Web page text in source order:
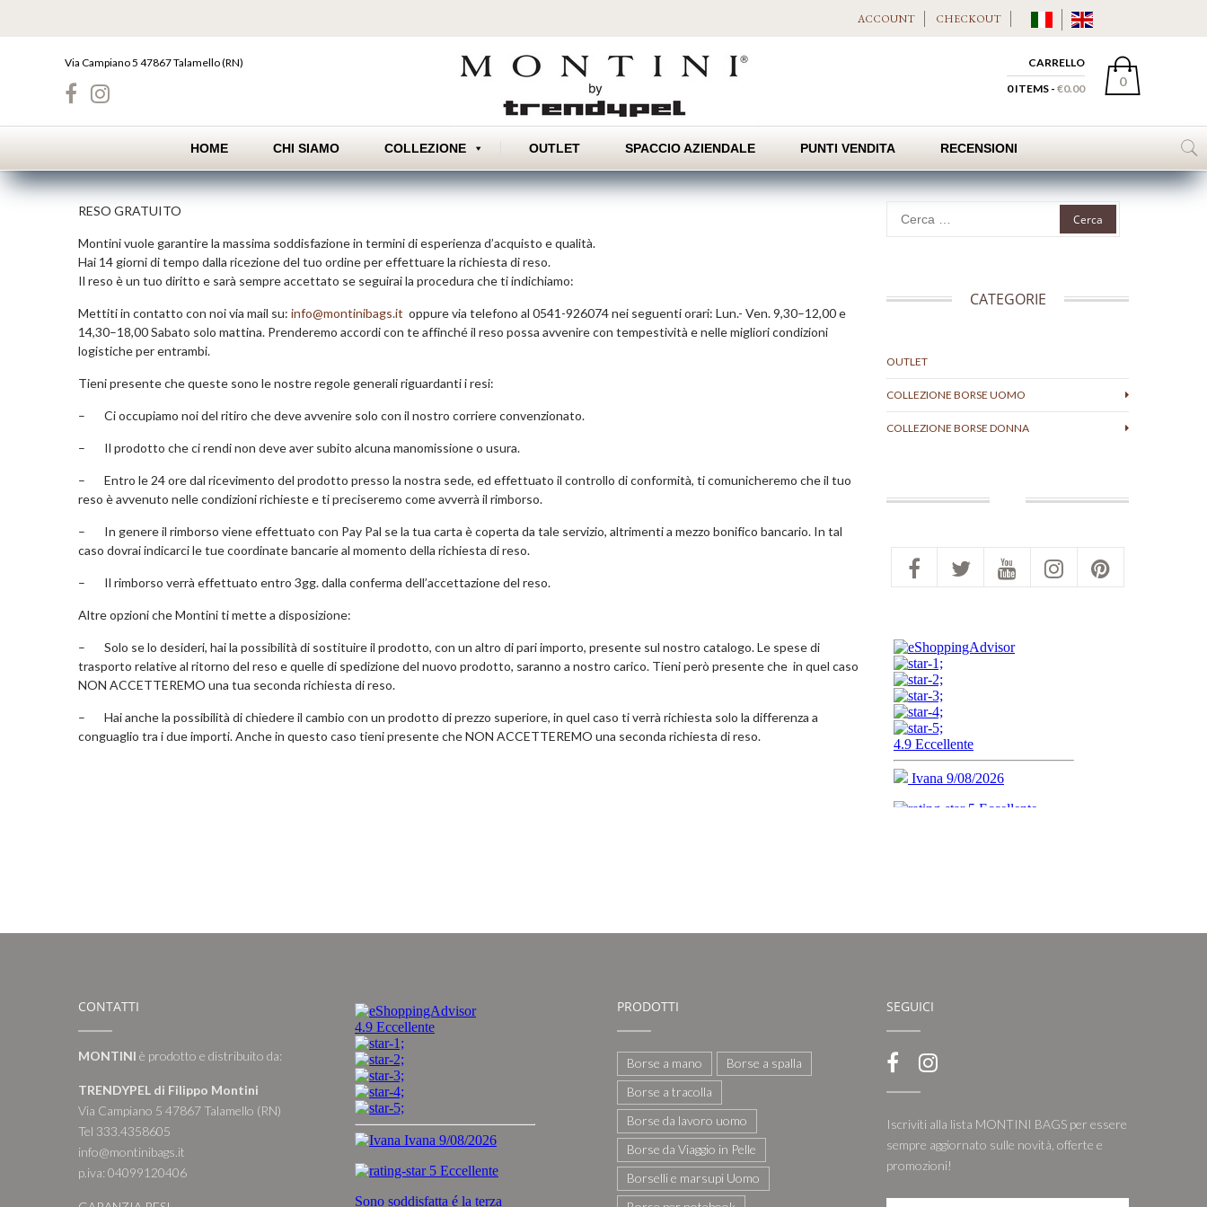
ACCOUNT CHECKOUT
Via Campiano 5 47867 Talamello (RN) CARRELLO
0
0 ITEMS - €0.00
content
HOME CHI SIAMO COLLEZIONE OUTLET SPACCIO AZIENDALE PUNTI VENDITA RECENSIONI
RESO GRATUITO
Montini vuole garantire la massima soddisfazione in termini di esperienza d’acquisto e qualità.
Hai 14 giorni di tempo dalla ricezione del tuo ordine per effettuare la richiesta di reso.
Il reso è un tuo diritto e sarà sempre accettato se seguirai la procedura che ti indichiamo:
Mettiti in contatto con noi via mail su: info@montinibags.it oppure via telefono al 0541-926074 nei seguenti orari: Lun.- Ven. 9,30–12,00 e
14,30–18,00 Sabato solo mattina. Prenderemo accordi con te affinché il reso possa avvenire con tempestività e nelle migliori condizioni
logistiche per entrambi.
Tieni presente che queste sono le nostre regole generali riguardanti i resi:
– Ci occupiamo noi del ritiro che deve avvenire solo con il nostro corriere convenzionato.
– Il prodotto che ci rendi non deve aver subito alcuna manomissione o usura.
– Entro le 24 ore dal ricevimento del prodotto presso la nostra sede, ed effettuato il controllo di conformità, ti comunicheremo che il tuo
reso è avvenuto nelle condizioni richieste e ti preciseremo come avverrà il rimborso.
– In genere il rimborso viene effettuato con Pay Pal se la tua carta è coperta da tale servizio, altrimenti a mezzo bonifico bancario. In tal
caso dovrai indicarci le tue coordinate bancarie al momento della richiesta di reso.
– Il rimborso verrà effettuato entro 3gg. dalla conferma dell’accettazione del reso.
Altre opzioni che Montini ti mette a disposizione:
– Solo se lo desideri, hai la possibilità di sostituire il prodotto, con un altro di pari importo, presente sul nostro catalogo. Le spese di
trasporto relative al ritorno del reso e quelle di spedizione del nuovo prodotto, saranno a nostro carico. Tieni però presente che in quel caso
NON ACCETTEREMO una tua seconda richiesta di reso.
– Hai anche la possibilità di chiedere il cambio con un prodotto di prezzo superiore, in quel caso ti verrà richiesta solo la differenza a
conguaglio tra i due importi. Anche in questo caso tieni presente che NON ACCETTEREMO una seconda richiesta di reso.
per:
CATEGORIE
OUTLET
COLLEZIONE BORSE UOMO
COLLEZIONE BORSE DONNA
CONTATTI
MONTINI è prodotto e distribuito da:
TRENDYPEL di Filippo Montini
Via Campiano 5 47867 Talamello (RN)
Tel 333.4358605
info@montinibags.it
p.iva: 04099120406
PRODOTTI
Borse a mano
Borse a spalla
Borse a tracolla
Borse da lavoro uomo
Borse da Viaggio in Pelle
Borselli e marsupi Uomo
SEGUICI
Iscriviti alla lista MONTINI BAGS per essere
sempre aggiornato sulle novità, offerte e
promozioni!